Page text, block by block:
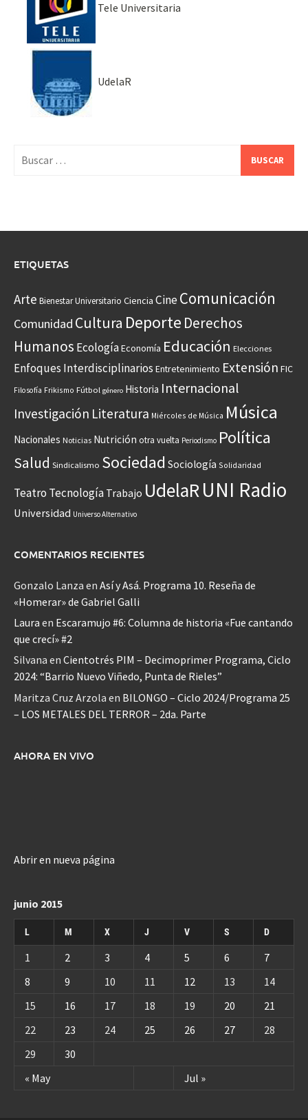
Tele Universitaria
UdelaR
ETIQUETAS
Arte Bienestar Universitario Ciencia CineComunicación
Comunidad Cultura Deporte Derechos
Humanos EcologíaEconomía Educación Elecciones
Enfoques Interdisciplinarios Entretenimiento Extensión FIC
Filosofía Frikismo Fútbol género Historia Internacional
Investigación Literatura Miércoles de Música Música
Nacionales Noticias Nutrición otra vuelta Periodismo Política
Salud Sindicalismo Sociedad Sociología Solidaridad
Teatro Tecnología Trabajo UdelaR UNI Radio
Universidad Universo Alternativo
COMENTARIOS RECIENTES
Gonzalo Lanza en Así y Asá. Programa 10. Reseña de
«Homerar» de Gabriel Galli
Laura en Escaramujo #6: Columna de historia «Fue cantando
que crecí» #2
Silvana en Cientotrés PIM – Decimoprimer Programa, Ciclo
2024: “Barrio Nuevo Viñedo, Punta de Rieles”
Maritza Cruz Arzola en BILONGO – Ciclo 2024/Programa 25
– LOS METALES DEL TERROR – 2da. Parte
AHORA EN VIVO
Abrir en nueva página
junio 2015
L M X J V S D
« May Jul »
1 2 3 4 5 6
7
8
9 10 11 12 13
14
15
16 17 18 19 20
21
22
23 24 25 26 27
28
29
30